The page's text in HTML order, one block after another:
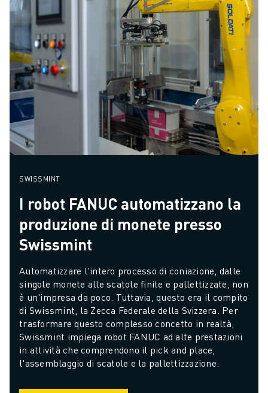
SWISSMINT
I robot FANUC automatizzano la
produzione di monete presso
Swissmint
Automatizzare l'intero processo di coniazione, dalle
singole monete alle scatole finite e pallettizzate, non
è un'impresa da poco. Tuttavia, questo era il compito
di Swissmint, la Zecca Federale della Svizzera. Per
trasformare questo complesso concetto in realtà,
Swissmint impiega robot FANUC ad alte prestazioni
in attività che comprendono il pick and place,
l'assemblaggio di scatole e la pallettizzazione.